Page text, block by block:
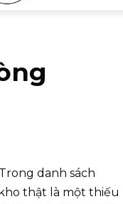
danh sách
thật là một thiếu